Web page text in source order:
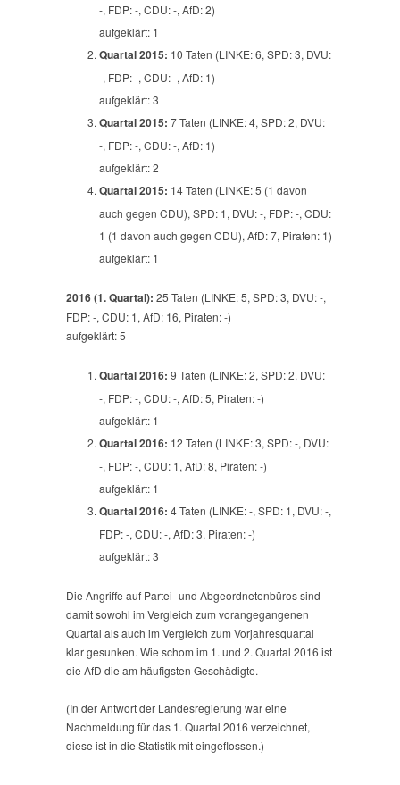
-, FDP: -, CDU: -, AfD: 2)
aufgeklärt: 1
Quartal 2015: 10 Taten (LINKE: 6, SPD: 3, DVU:
-, FDP: -, CDU: -, AfD: 1)
aufgeklärt: 3
Quartal 2015: 7 Taten (LINKE: 4, SPD: 2, DVU:
-, FDP: -, CDU: -, AfD: 1)
aufgeklärt: 2
Quartal 2015: 14 Taten (LINKE: 5 (1 davon
auch gegen CDU), SPD: 1, DVU: -, FDP: -, CDU:
1 (1 davon auch gegen CDU), AfD: 7, Piraten: 1)
aufgeklärt: 1
2016 (1. Quartal): 25 Taten (LINKE: 5, SPD: 3, DVU: -,
FDP: -, CDU: 1, AfD: 16, Piraten: -)
aufgeklärt: 5
Quartal 2016: 9 Taten (LINKE: 2, SPD: 2, DVU:
-, FDP: -, CDU: -, AfD: 5, Piraten: -)
aufgeklärt: 1
Quartal 2016: 12 Taten (LINKE: 3, SPD: -, DVU:
-, FDP: -, CDU: 1, AfD: 8, Piraten: -)
aufgeklärt: 1
Quartal 2016: 4 Taten (LINKE: -, SPD: 1, DVU: -,
FDP: -, CDU: -, AfD: 3, Piraten: -)
aufgeklärt: 3
Die Angriffe auf Partei- und Abgeordnetenbüros sind
damit sowohl im Vergleich zum vorangegangenen
Quartal als auch im Vergleich zum Vorjahresquartal
klar gesunken. Wie schom im 1. und 2. Quartal 2016 ist
die AfD die am häufigsten Geschädigte.
(In der Antwort der Landesregierung war eine
Nachmeldung für das 1. Quartal 2016 verzeichnet,
diese ist in die Statistik mit eingeflossen.)